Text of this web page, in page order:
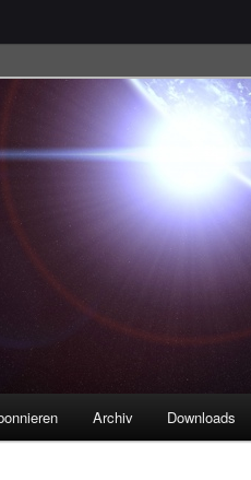
Archiv Downloads